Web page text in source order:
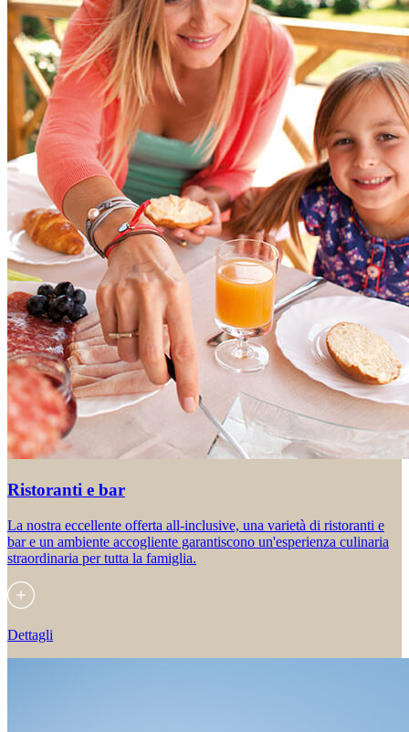
Ristoranti e bar
La nostra eccellente offerta all-inclusive, una varietà di ristoranti e
bar e un ambiente accogliente garantiscono un'esperienza culinaria
straordinaria per tutta la famiglia.
Dettagli